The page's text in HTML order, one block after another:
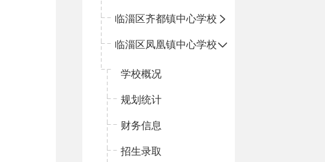
临淄区齐都镇中心学校
临淄区凤凰镇中心学校
学校概况
规划统计
财务信息
招生录取